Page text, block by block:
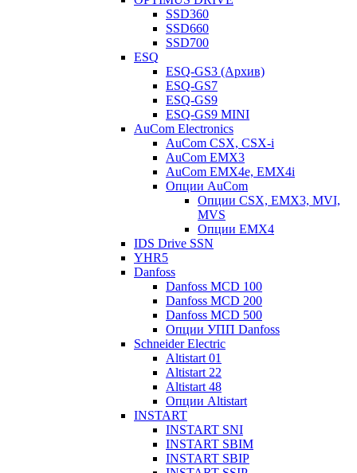
SSD360
SSD660
SSD700
ESQ
ESQ-GS3 (Архив)
ESQ-GS7
ESQ-GS9
ESQ-GS9 MINI
AuCom Electronics
AuCom CSX, CSX-i
AuCom EMX3
AuCom EMX4e, EMX4i
Опции AuCom
Опции CSX, EMX3, MVI,
MVS
Опции EMX4
IDS Drive SSN
YHR5
Danfoss
Danfoss MCD 100
Danfoss MCD 200
Danfoss MCD 500
Опции УПП Danfoss
Schneider Electric
Altistart 01
Altistart 22
Altistart 48
Опции Altistart
INSTART
INSTART SNI
INSTART SBIM
INSTART SBIP